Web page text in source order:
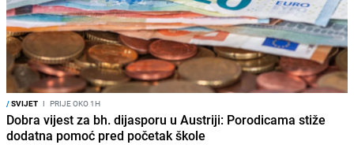
/SVIJET I PRIJE OKO 1H
Dobra vijest za bh. dijasporu u Austriji: Porodicama stiže
dodatna pomoć pred početak škole